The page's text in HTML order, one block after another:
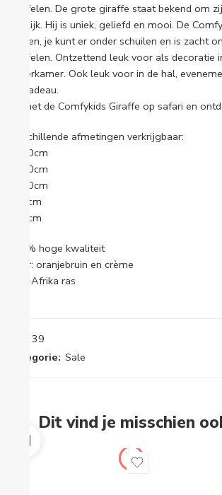
knuffelen. De grote giraffe staat bekend om
uiterlijk. Hij is uniek, geliefd en mooi. De
dragen, je kunt er onder schuilen en is zacht
knuffelen. Ontzettend leuk voor als decoratie
kinderkamer. Ook leuk voor in de hal,
als cadeau.
Ga met de Comfykids Giraffe op safari en
Verschillende afmetingen verkrijgbaar:
• 140cm
• 120cm
• 100cm
• 80cm
• 60cm
100% hoge kwaliteit
Kleur: oranjebruin en crème
Zuid-Afrika ras
39
Categorie: Sale
Dit vind je misschien